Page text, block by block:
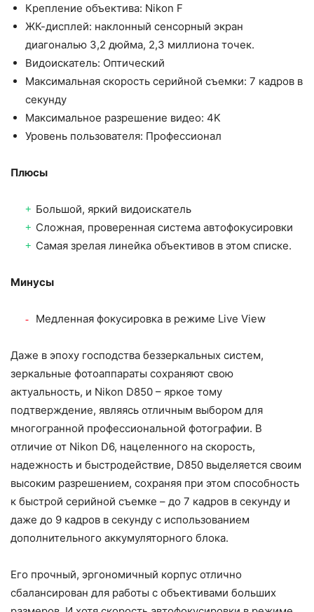
Крепление объектива: Nikon F
ЖК-дисплей: наклонный сенсорный экран
диагональю 3,2 дюйма, 2,3 миллиона точек.
Видоискатель: Оптический
Максимальная скорость серийной съемки: 7 кадров в
секунду
Максимальное разрешение видео: 4K
Уровень пользователя: Профессионал
Плюсы
Большой, яркий видоискатель
Сложная, проверенная система автофокусировки
Самая зрелая линейка объективов в этом списке.
Минусы
Медленная фокусировка в режиме Live View
Даже в эпоху господства беззеркальных систем,
зеркальные фотоаппараты сохраняют свою
актуальность, и Nikon D850 – яркое тому
подтверждение, являясь отличным выбором для
многогранной профессиональной фотографии. В
отличие от Nikon D6, нацеленного на скорость,
надежность и быстродействие, D850 выделяется своим
высоким разрешением, сохраняя при этом способность
к быстрой серийной съемке – до 7 кадров в секунду и
даже до 9 кадров в секунду с использованием
дополнительного аккумуляторного блока.
Его прочный, эргономичный корпус отлично
сбалансирован для работы с объективами больших